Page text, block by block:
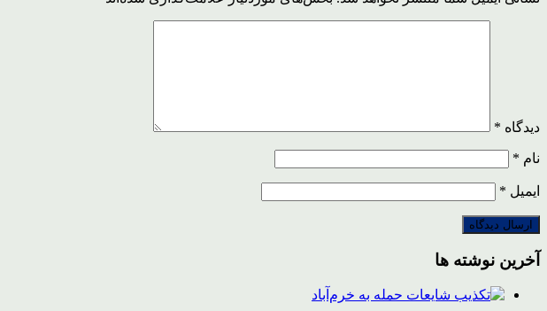
دیدگاه *
نام *
ایمیل *
آخرین نوشته ها